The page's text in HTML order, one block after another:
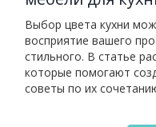
Выбор цвета кухни
восприятие вашего
стильного. В статье
которые помогают
советы по их